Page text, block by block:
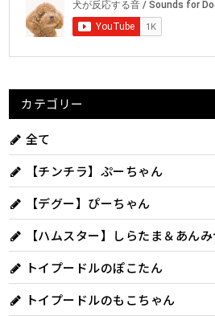
カテゴリー
全て
【チンチラ】ぷーちゃん
【デグー】ぴーちゃん
【ハムスター】しらたま＆あんみ
トイプードルのぽこたん
トイプードルのもこちゃん